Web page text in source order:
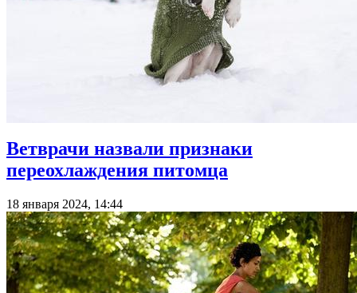
Ветврачи назвали признаки
переохлаждения питомца
18 января 2024, 14:44